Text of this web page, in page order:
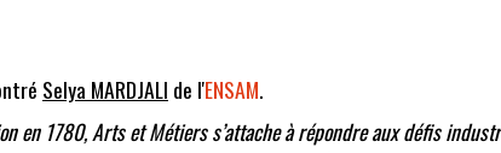
Selya MARDJALI de l'ENSAM.
en 1780, Arts et Métiers s’attache à répondre aux défis